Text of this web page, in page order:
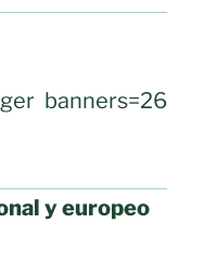
banners=26
y europeo